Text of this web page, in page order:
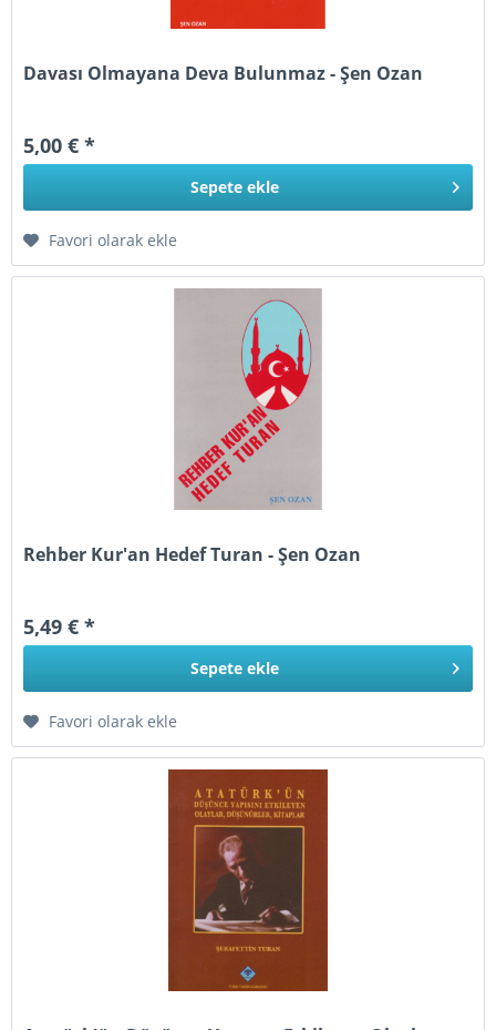
Davası Olmayana Deva Bulunmaz - Şen Ozan
5,00 € *
Sepete ekle
Favori olarak ekle
Rehber Kur'an Hedef Turan - Şen Ozan
5,49 € *
Sepete ekle
Favori olarak ekle